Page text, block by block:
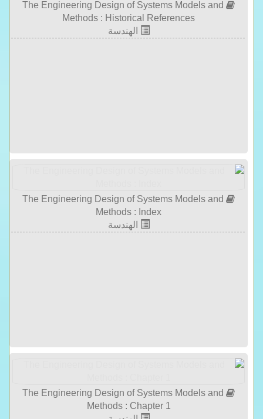
The Engineering Design of Systems Models and
Methods : Historical References
الهندسة
The Engineering Design of Systems Models and
Methods : Index
الهندسة
The Engineering Design of Systems Models and
Methods : Chapter 1